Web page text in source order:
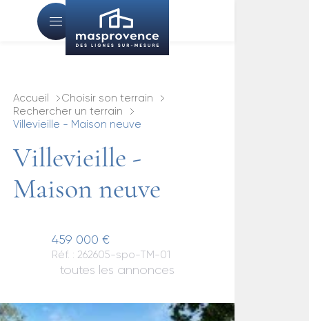
Accueil
Choisir son terrain
Rechercher un terrain
Villevieille - Maison neuve
Villevieille -
Maison neuve
459 000 €
Réf. : 262605-spo-TM-01
toutes les annonces